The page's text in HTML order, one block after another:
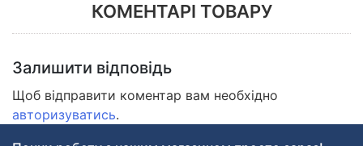
КОМЕНТАРІ ТОВАРУ
Залишити відповідь
Щоб відправити коментар вам необхідно
авторизуватись.